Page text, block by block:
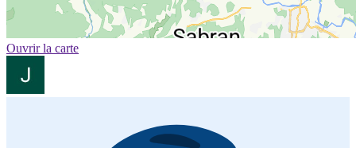
Ouvrir la carte